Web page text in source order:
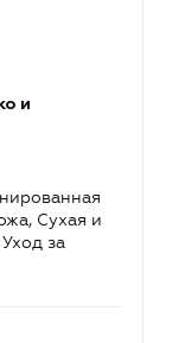
и
Сухая и
за